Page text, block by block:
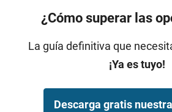
¿Cómo superar las
La guía definitiva que
¡Ya es tuyo!
Descarga gratis